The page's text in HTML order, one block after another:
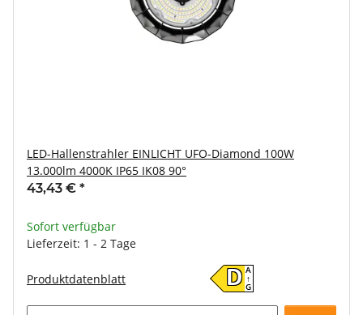
LED-Hallenstrahler EINLICHT UFO-Diamond 100W
13.000lm 4000K IP65 IK08 90°
43,43 € *
Sofort verfügbar
Lieferzeit: 1 - 2 Tage
Produktdatenblatt D A
↑
G